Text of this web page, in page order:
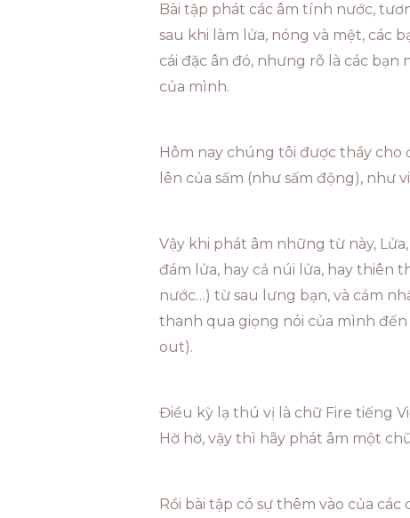
Bài tập phát các âm tính nước,
sau khi làm lửa, nóng và mệt, các
cái đặc ân đó, nhưng rõ là các bạn
của mình.
Hôm nay chúng tôi được thầy cho
lên của sấm (như sấm động), như
Vậy khi phát âm những từ này,
đám lửa, hay cả núi lửa, hay thiên
nước…) từ sau lưng bạn, và cảm
thanh qua giọng nói của mình
out).
Điều kỳ lạ thú vị là chữ Fire tiếng
Hờ hờ, vậy thì hãy phát âm một
Rồi bài tập có sự thêm vào của